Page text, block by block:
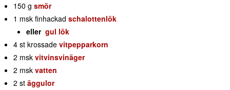
150 g smör
1 msk finhackad schalottenlök
eller gul lök
4 st krossade vitpepparkorn
2 msk vitvinsvinäger
2 msk vatten
2 st äggulor